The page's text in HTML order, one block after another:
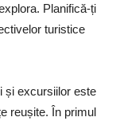
Planifică-ți
turistice
și excursiilor este
reușite. În primul